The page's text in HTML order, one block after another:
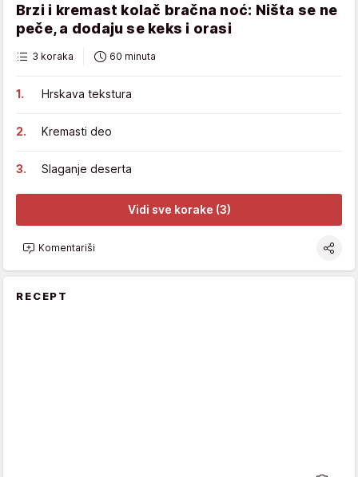
Brzi i kremast kolač bračna noć: Ništa se ne
peče, a dodaju se keks i orasi
3 koraka 60 minuta
Hrskava tekstura
Kremasti deo
Slaganje deserta
Vidi sve korake (3)
Komentariši
RECEPT